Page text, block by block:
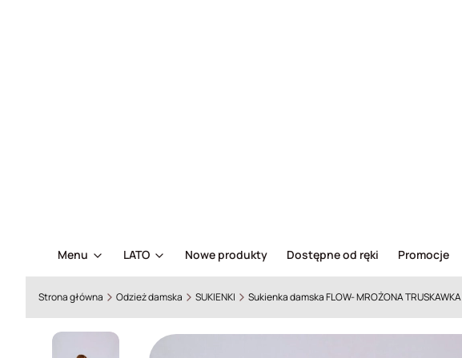
Menu LATO Nowe produkty Dostępne od ręki Promocje
Strona główna Odzież damska SUKIENKI Sukienka damska FLOW- MROŻONA TRUSKAWKA